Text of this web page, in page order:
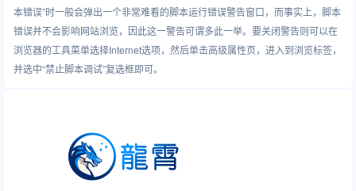
本错误”时一般会弹出一个非常难看的脚本运行错误警告窗口，而事实上，脚本
错误并不会影响网站浏览，因此这一警告可谓多此一举。要关闭警告则可以在
浏览器的工具菜单选择Internet选项，然后单击高级属性页，进入到浏览标签，
并选中“禁止脚本调试”复选框即可。